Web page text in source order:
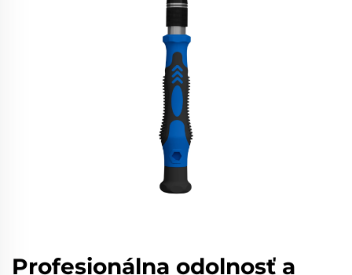
Profesionálna odolnosť a